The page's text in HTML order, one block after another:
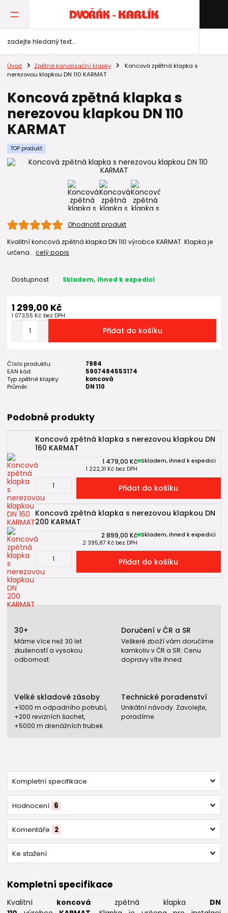
Úvod Zpětné kanalizační klapky
Koncová zpětná klapka s
nerezovou klapkou DN 110 KARMAT
Koncová zpětná klapka s
nerezovou klapkou DN 110
KARMAT
TOP produkt
Ohodnotit produkt
Kvalitní koncová zpětná klapka DN 110 výrobce KARMAT. Klapka je
určena... celý popis
Dostupnost Skladem, ihned k expedici
1 299,00 Kč
1 073,55 Kč bez DPH
Přidat do košíku
Číslo produktu:
7984
EAN kód:
5907484553174
Typ zpětné klapky:
koncová
Průměr:
DN 110
Podobné produkty
Koncová zpětná klapka s nerezovou klapkou DN
160 KARMAT
1 479,00 Kč
1 222,31 Kč bez DPH
Skladem, ihned k expedici
Přidat do košíku
Koncová zpětná klapka s nerezovou klapkou DN
200 KARMAT
2 899,00 Kč
2 395,87 Kč bez DPH
Skladem, ihned k expedici
Přidat do košíku
30+
Máme více než 30 let
zkušeností a vysokou
odbornost.
Doručení v ČR a SR
Veškeré zboží vám doručíme
kamkoliv v ČR a SR. Cenu
dopravy víte ihned.
Velké skladové zásoby
+1000 m odpadního potrubí,
+200 revizních šachet,
+5000 m drenážních trubek
Technické poradenství
Unikátní návody. Zavolejte,
poradíme.
Kompletní specifikace
Hodnocení 6
Komentáře 2
Ke stažení
Kompletní specifikace
Kvalitní koncová zpětná klapka DN